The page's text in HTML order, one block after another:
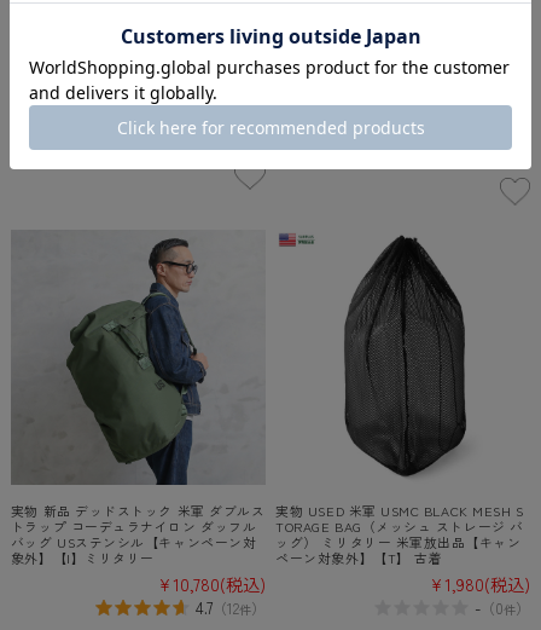
ミリタリー 軍放出品【キャンペーン対
¥8,580(税込)
-（
在庫切れ
トラップ コーデュラナイロン ダッフル
バッグ【キャンペーン対象外】【I】ミ
3.0（1件
在庫切れ
実物 新品 デッドストック 米軍 ダブルス
トラップ コーデュラナイロン ダッフル
バッグ USステンシル【キャンペーン対
象外】【I】ミリタリー
¥10,780(税込)
4.7（12件）
実物 USED 米軍 USMC BLACK MESH S
TORAGE BAG（メッシュ ストレージ バ
ッグ） ミリタリー 米軍放出品【キャン
ペーン対象外】【T】 古着
¥1,980(税込)
- （0件）